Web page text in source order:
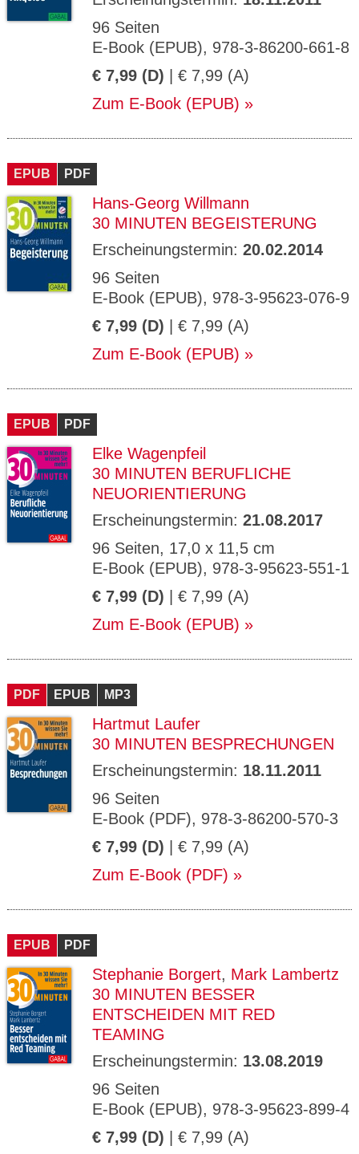
96 Seiten
E-Book (EPUB), 978-3-86200-661-8
€ 7,99 (D) | € 7,99 (A)
Zum E-Book (EPUB)
EPUB PDF
Hans-Georg Willmann
30 MINUTEN BEGEISTERUNG
Erscheinungstermin: 20.02.2014
96 Seiten
E-Book (EPUB), 978-3-95623-076-9
€ 7,99 (D) | € 7,99 (A)
Zum E-Book (EPUB)
EPUB PDF
Elke Wagenpfeil
30 MINUTEN BERUFLICHE
NEUORIENTIERUNG
Erscheinungstermin: 21.08.2017
96 Seiten, 17,0 x 11,5 cm
E-Book (EPUB), 978-3-95623-551-1
€ 7,99 (D) | € 7,99 (A)
Zum E-Book (EPUB)
PDF EPUB MP3
Hartmut Laufer
30 MINUTEN BESPRECHUNGEN
Erscheinungstermin: 18.11.2011
96 Seiten
E-Book (PDF), 978-3-86200-570-3
€ 7,99 (D) | € 7,99 (A)
Zum E-Book (PDF)
EPUB PDF
Stephanie Borgert, Mark Lambertz
30 MINUTEN BESSER
ENTSCHEIDEN MIT RED
TEAMING
Erscheinungstermin: 13.08.2019
96 Seiten
E-Book (EPUB), 978-3-95623-899-4
€ 7,99 (D) | € 7,99 (A)